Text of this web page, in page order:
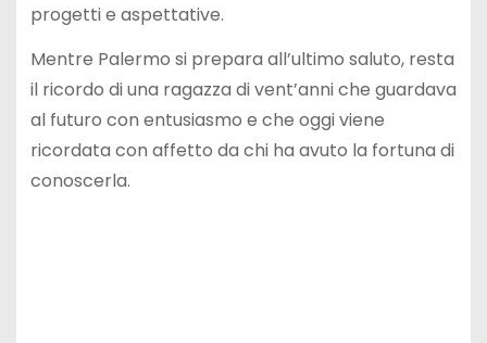
progetti e aspettative.
Mentre Palermo si prepara all’ultimo saluto, resta
il ricordo di una ragazza di vent’anni che guardava
al futuro con entusiasmo e che oggi viene
ricordata con affetto da chi ha avuto la fortuna di
conoscerla.